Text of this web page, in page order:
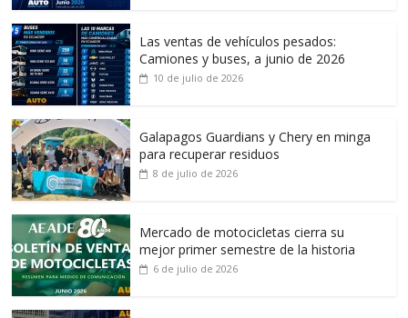
Las ventas de vehículos pesados:
Camiones y buses, a junio de 2026
10 de julio de 2026
Galapagos Guardians y Chery en minga
para recuperar residuos
8 de julio de 2026
Mercado de motocicletas cierra su
mejor primer semestre de la historia
6 de julio de 2026